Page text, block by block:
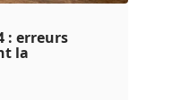
: erreurs
la